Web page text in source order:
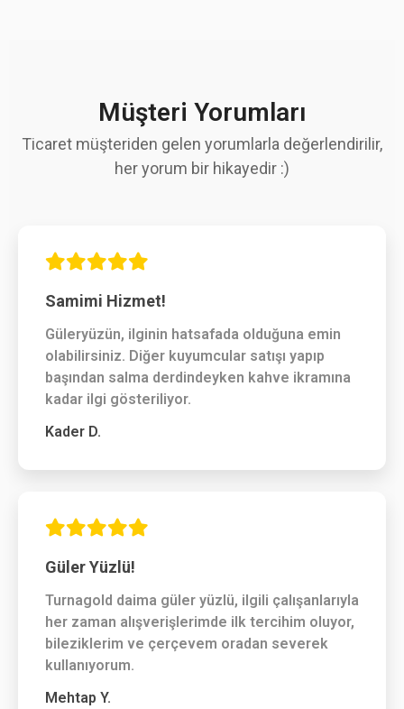
Müşteri Yorumları
Ticaret müşteriden gelen yorumlarla değerlendirilir,
her yorum bir hikayedir :)
Samimi Hizmet!
Güleryüzün, ilginin hatsafada olduğuna emin
olabilirsiniz. Diğer kuyumcular satışı yapıp
başından salma derdindeyken kahve ikramına
kadar ilgi gösteriliyor.
Kader D.
Güler Yüzlü!
Turnagold daima güler yüzlü, ilgili çalışanlarıyla
her zaman alışverişlerimde ilk tercihim oluyor,
bileziklerim ve çerçevem oradan severek
kullanıyorum.
Mehtap Y.